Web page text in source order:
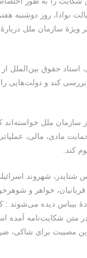
نوادا، روز دوشنبه
سازمان ملل
حقوق بین‌الملل از
کند و دولت‌هایی
از سازمان ملل
مادی، مالی،
شنایدر، شهروند
خواهر و
بیباس دیده می‌شوند :
متن شکایت‌نامه آمده
مصیبت برای شاکی،